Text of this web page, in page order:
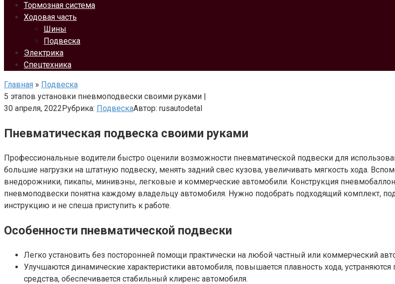
Тормозная система
Ходовая часть
Шины
Подвеска
Электрика
Спецтехника
Главная » Подвеска
5 этапов установки пневмоподвески своими руками |
30 апреля, 2022Рубрика: ПодвескаАвтор: rusautodetal
Пневматическая подвеска своими руками
Профессиональные водители быстро оценили возможности пневматической подвески для
большие нагрузки на штатную подвеску, менять задний свес кузова, увеличивать мягкость хода.
внедорожники, пикапы, минивэны, легковые и коммерческие автомобили. Конструкция
пневмоподвески понятна каждому владельцу автомобиля. Нужно подобрать подходящий комплект,
инструкцию и не спеша приступить к работе.
Особенности пневматической подвески
Легко установить без посторонней помощи практически на любой частный или коммерческий
Улучшаются динамические характеристики автомобиля, повышается плавность хода, устраняются
средства, обеспечивается стабильный клиренс автомобиля.